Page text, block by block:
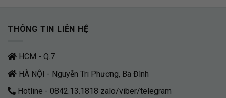
THÔNG TIN LIÊN HỆ
HCM - Q.7
HÀ NỘI - Nguyễn Tri Phương, Ba Đình
Hotline - 0842.13.1818 zalo/viber/telegram